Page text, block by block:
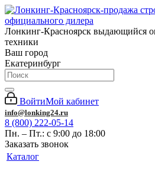
Лонкинг-Красноярск выдающийся
техники
Ваш город
Екатеринбург
ВойтиМой кабинет
info@lonking24.ru
8 (800) 222-05-14
Пн. – Пт.: с 9:00 до 18:00
Заказать звонок
Каталог